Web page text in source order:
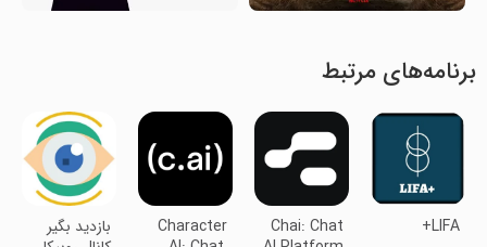
برنامه‌های مرتبط
+LIFA
Chai: Chat
Character
بازدید بگیر